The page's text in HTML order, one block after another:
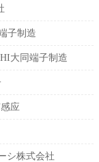
子制造
大同端子制造
应
シ株式会社